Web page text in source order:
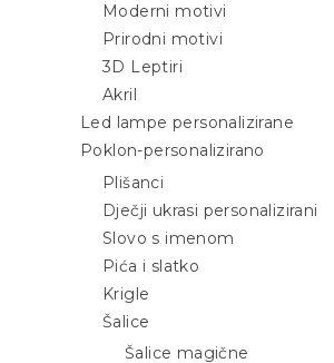
Moderni motivi
Prirodni motivi
3D Leptiri
Akril
Led lampe personalizirane
Poklon-personalizirano
Plišanci
Dječji ukrasi personalizirani
Slovo s imenom
Pića i slatko
Krigle
Šalice
Šalice magične